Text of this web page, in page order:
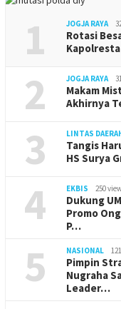
1 JOGJA RAYA
Rotasi
2 JOGJA RAYA
Makam
Akhirnya
3 LINTAS
Tangis
HS Surya
4 EKBIS 250
Dukung
Promo
P…
5 NASIONAL
Pimpin
Nugraha
Leader…